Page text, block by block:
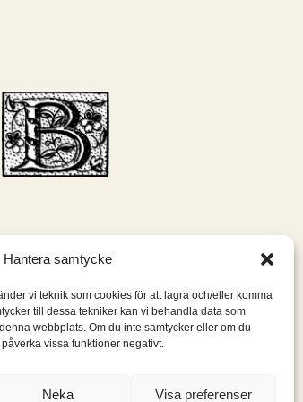
Hantera samtycke
vi teknik som cookies för att lagra och/eller komma
till dessa tekniker kan vi behandla data som
webbplats. Om du inte samtycker eller om du
vissa funktioner negativt.
Neka Visa preferenser